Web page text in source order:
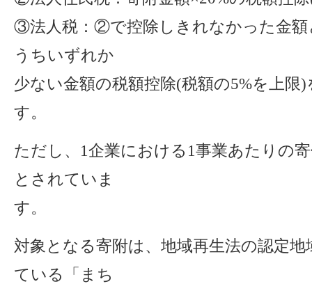
③法人税：②で控除しきれなかった金額
うちいずれか
少ない金額の税額控除(税額の5%を上限
す。
ただし、1企業における1事業あたりの
とされていま
す。
対象となる寄附は、地域再生法の認定
ている「まち